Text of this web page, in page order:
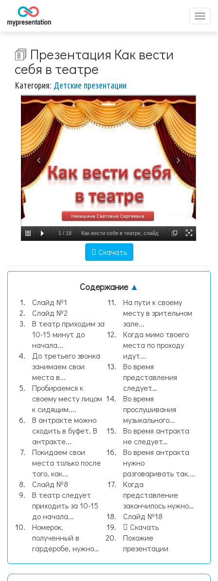
меню
🗊 Презентация Как вести
себя в театре
Категория: Детские презентации
1 / 18 Как вести себя в театре, слайд
Скачать
Содержание ▲
Слайд №1
Слайд №2
В театр приходим за
10-15 минут до
начала...
До третьего звонка
занимаем свои
места в...
Пробираемся к
своему месту лицом
к сидящим....
В антракте можно
сходить в буфет. В
антракте...
Покидаем свои
места только после
того, как...
Слайд №8
В театр следует
приходить за 10-15
до начала...
Номерок,
полученный в
гардеробе, нужно…
На пути к своему
месту в зрительном
зале...
Когда мимо твоего
места по проходу
идут...
Во время
представления
следует…
Во время
прослушивания
музыкального...
Во время антракта
не следует…
Во время антракта
нужно
разговаривать так....
Когда
представление
закончилось нужно…
Слайд №18
Скачать
Похожие
презентации